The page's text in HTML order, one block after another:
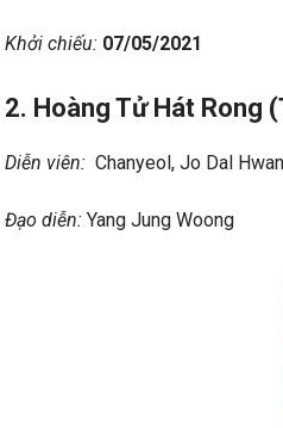
Khởi chiếu: 07/05/2021
2. Hoàng Tử Hát Rong (
Diễn viên: Chanyeol, Jo Dal Hwan
Đạo diễn: Yang Jung Woong